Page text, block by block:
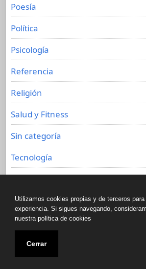
Poesía
Política
Psicología
Referencia
Religión
Salud y Fitness
Sin categoría
Tecnología
Copyright © All rights
Biblioteca de libros
Utilizamos cookies propias y de terceros
experiencia. Si sigues navegando,
nuestra política de cookies
Cerrar